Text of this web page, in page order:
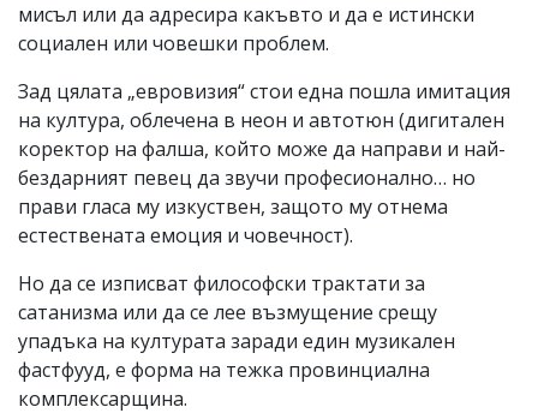
мисъл или да адресира какъвто и да е истински
социален или човешки проблем.
Зад цялата „евровизия“ стои една пошла имитация
на култура, облечена в неон и автотюн (дигитален
коректор на фалша, който може да направи и най-
бездарният певец да звучи професионално… но
прави гласа му изкуствен, защото му отнема
естествената емоция и човечност).
Но да се изписват философски трактати за
сатанизма или да се лее възмущение срещу
упадъка на културата заради един музикален
фастфууд, е форма на тежка провинциална
комплексарщина.